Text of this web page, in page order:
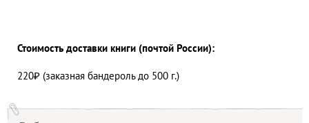
Стоимость доставки книги (почтой России):
220₽ (заказная бандероль до 500 г.)